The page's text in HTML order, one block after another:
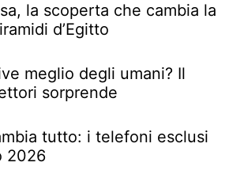
la scoperta che cambia la
d’Egitto
meglio degli umani? Il
sorprende
tutto: i telefoni esclusi
2026